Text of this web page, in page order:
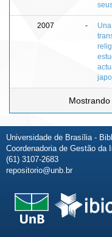
2007 -
Una
Universidade de Brasília -
Coordenadoria de Gestão da
(61) 3107-2683
repositorio@unb.br